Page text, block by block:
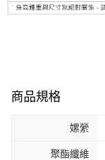
商品規格
嫘縈
聚酯纖維